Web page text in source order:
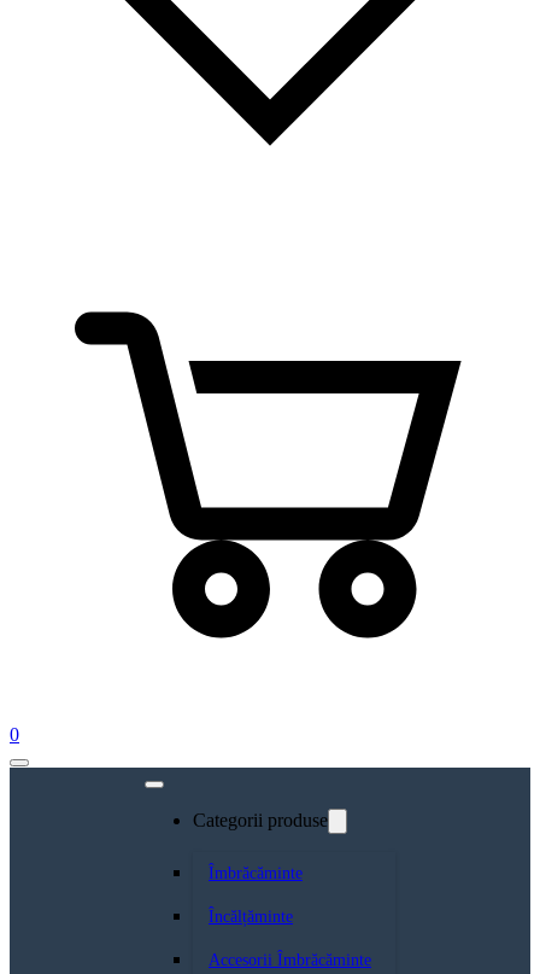
0
Categorii produse
Îmbrăcăminte
Încălțăminte
Accesorii Îmbrăcăminte